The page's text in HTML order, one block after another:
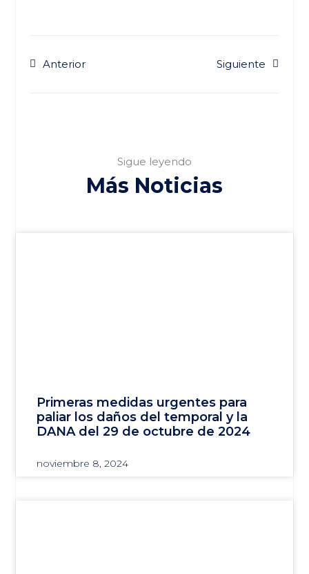
Anterior Siguiente
Sigue leyendo
Más Noticias
Primeras medidas urgentes para
paliar los daños del temporal y la
DANA del 29 de octubre de 2024
noviembre 8, 2024